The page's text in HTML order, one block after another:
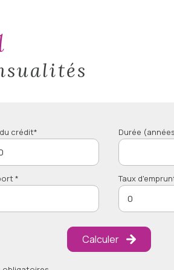
crédit* Durée
* Taux
Calculer